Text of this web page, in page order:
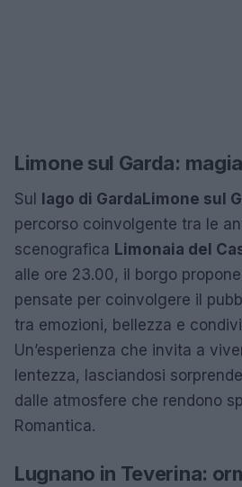
Limone sul Garda:
Sul lago di Garda Limone sul
percorso coinvolgente tra le
scenografica Limonaia del
alle ore 23.00, il borgo
pensate per coinvolgere il
tra emozioni, bellezza e
Un’esperienza che invita a
lentezza, lasciandosi
dalle atmosfere che rendono
Romantica.
Lugnano in Teverina: